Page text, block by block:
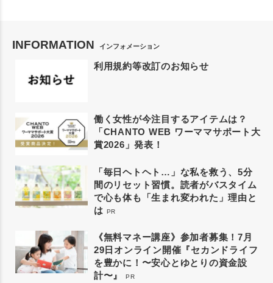
INFORMATION インフォメーション
利用規約等改訂のお知らせ
働く女性が今注目するアイテムは？
「CHANTO WEB ワーママサポート大
賞2026」発表！
「毎日ヘトヘト…」な私を救う、5分
間のリセット習慣。読者がバスタイム
で心も体も「生まれ変われた」理由と
は PR
《無料マネー講座》参加者募集！7月
29日オンライン開催『セカンドライフ
を豊かに！〜安心とゆとりの資金設
計〜』
PR